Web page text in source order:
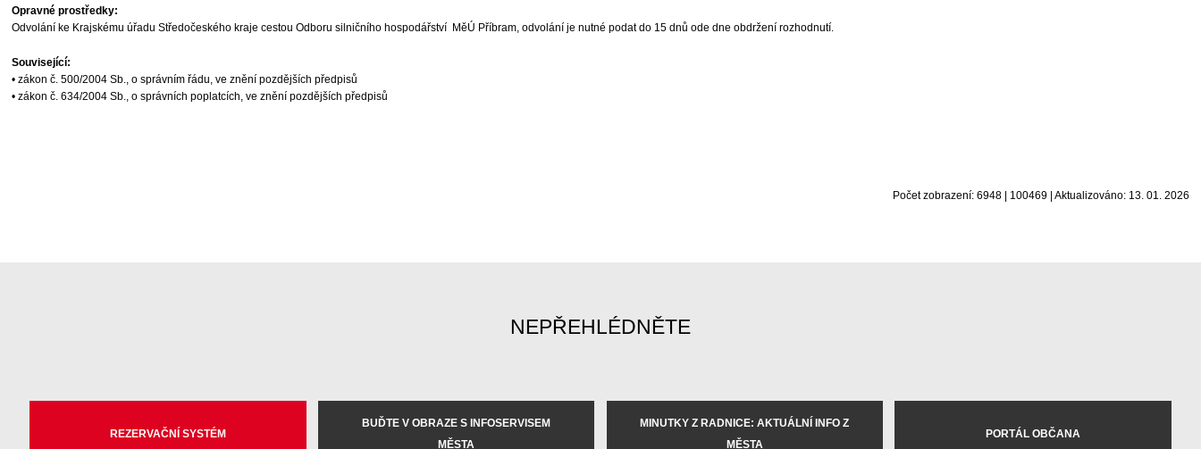
Opravné prostředky:
Odvolání ke Krajskému úřadu Středočeského kraje cestou Odboru silničního hospodářství MěÚ Příbram, odvolání je nutné podat do 15 dnů ode dne obdržení rozhodnutí.
Související:
• zákon č. 500/2004 Sb., o správním řádu, ve znění pozdějších předpisů
• zákon č. 634/2004 Sb., o správních poplatcích, ve znění pozdějších předpisů
Počet zobrazení: 6948 | 100469 | Aktualizováno: 13. 01. 2026
NEPŘEHLÉDNĚTE
REZERVAČNÍ SYSTÉM
BUĎTE V OBRAZE S INFOSERVISEM
MĚSTA
MINUTKY Z RADNICE: AKTUÁLNÍ INFO Z
MĚSTA
PORTÁL OBČANA